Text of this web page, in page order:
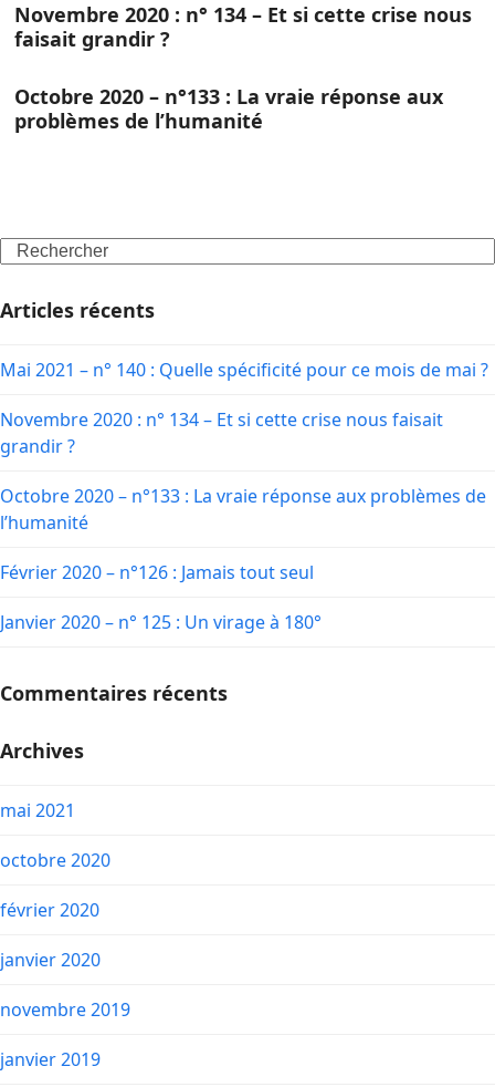
Novembre 2020 : n° 134 – Et si cette crise nous
faisait grandir ?
Octobre 2020 – n°133 : La vraie réponse aux
problèmes de l’humanité
Search
Articles récents
Mai 2021 – n° 140 : Quelle spécificité pour ce mois de mai ?
Novembre 2020 : n° 134 – Et si cette crise nous faisait
grandir ?
Octobre 2020 – n°133 : La vraie réponse aux problèmes de
l’humanité
Février 2020 – n°126 : Jamais tout seul
Janvier 2020 – n° 125 : Un virage à 180°
Commentaires récents
Archives
mai 2021
octobre 2020
février 2020
janvier 2020
novembre 2019
janvier 2019